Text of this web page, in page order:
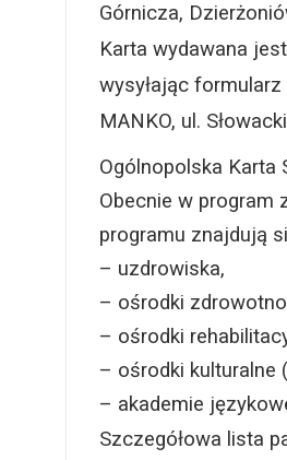
Górnicza,
Karta wydawana
wysyłając
MANKO, ul.
Ogólnopolska Karta
Obecnie w program
programu znajdują
– uzdrowiska,
– ośrodki
– ośrodki
– ośrodki kulturalne
– akademie
Szczegółowa lista